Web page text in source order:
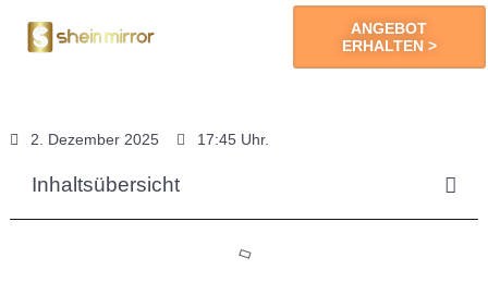
ANGEBOT
ERHALTEN >
2. Dezember 2025 17:45 Uhr.
Inhaltsübersicht